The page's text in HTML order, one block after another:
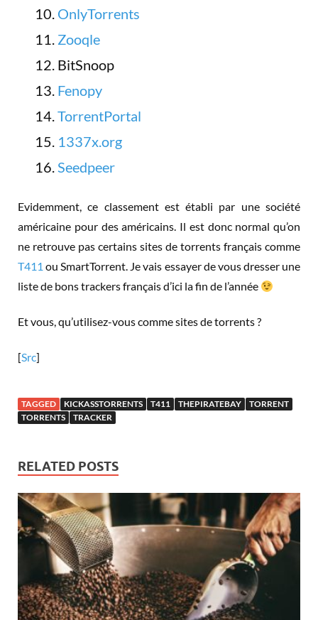
OnlyTorrents
Zooqle
BitSnoop
Fenopy
TorrentPortal
1337x.org
Seedpeer
Evidemment, ce classement est établi par une société
américaine pour des américains. Il est donc normal qu’on
ne retrouve pas certains sites de torrents français comme
T411 ou SmartTorrent. Je vais essayer de vous dresser une
liste de bons trackers français d’ici la fin de l’année
Et vous, qu’utilisez-vous comme sites de torrents ?
[Src]
TAGGED KICKASSTORRENTS T411 THEPIRATEBAY
TORRENT
TORRENTS
TRACKER
RELATED POSTS